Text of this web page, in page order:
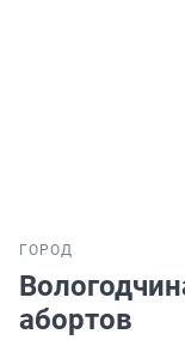
ГОРОД
абортов